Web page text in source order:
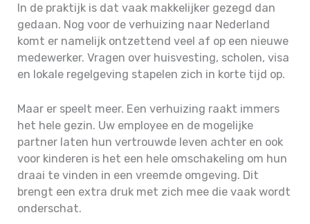
In de praktijk is dat vaak makkelijker gezegd dan
gedaan. Nog voor de verhuizing naar Nederland
komt er namelijk ontzettend veel af op een nieuwe
medewerker. Vragen over huisvesting, scholen, visa
en lokale regelgeving stapelen zich in korte tijd op.
Maar er speelt meer. Een verhuizing raakt immers
het hele gezin. Uw employee en de mogelijke
partner laten hun vertrouwde leven achter en ook
voor kinderen is het een hele omschakeling om hun
draai te vinden in een vreemde omgeving. Dit
brengt een extra druk met zich mee die vaak wordt
onderschat.